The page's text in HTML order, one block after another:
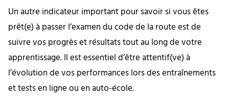
Un autre indicateur important pour savoir si vous êtes
prêt(e) à passer l’examen du code de la route est de
suivre vos progrès et résultats tout au long de votre
apprentissage. Il est essentiel d’être attentif(ve) à
l’évolution de vos performances lors des entraînements
et tests en ligne ou en auto-école.